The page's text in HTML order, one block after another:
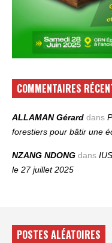
COMMENTAIRES
ALLAMAN Gérard dans
forestiers pour bâtir une
NZANG NDONG dans
le 27 juillet 2025
POSTES ALÉATOIRES